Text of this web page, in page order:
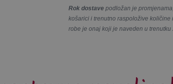
Rok dostave podložan je
košarici i trenutno raspoložive
robe je onaj koji je naveden u